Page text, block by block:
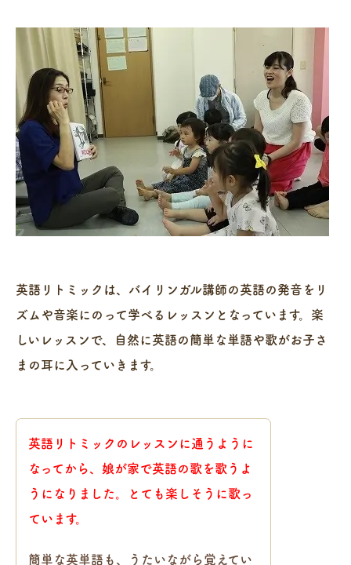
英語リトミックは、バイリンガル講師の英語の発音をリ
ズムや音楽にのって学べるレッスンとなっています。楽
しいレッスンで、自然に英語の簡単な単語や歌がお子さ
まの耳に入っていきます。
英語リトミックのレッスンに通うように
なってから、娘が家で英語の歌を歌うよ
うになりました。とても楽しそうに歌っ
ています。
簡単な英単語も、うたいながら覚えてい